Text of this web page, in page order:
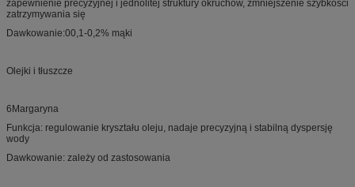
zapewnienie precyzyjnej i jednolitej struktury okruchów, zmniejszenie szybkości
zatrzymywania się
Dawkowanie:00,1-0,2% mąki
Olejki i tłuszcze
6Margaryna
Funkcja: regulowanie kryształu oleju, nadaje precyzyjną i stabilną dyspersję
wody
Dawkowanie: zależy od zastosowania